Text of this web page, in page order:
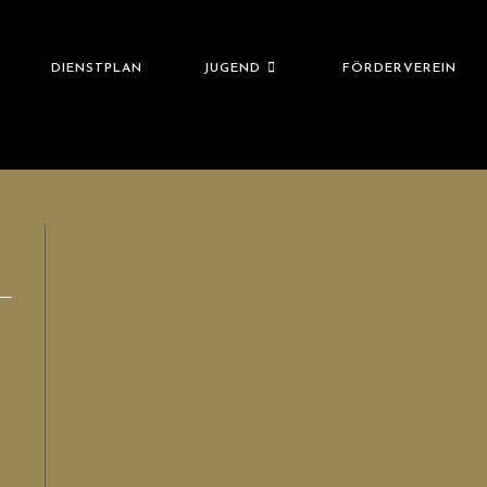
DIENSTPLAN JUGEND FÖRDERVEREIN